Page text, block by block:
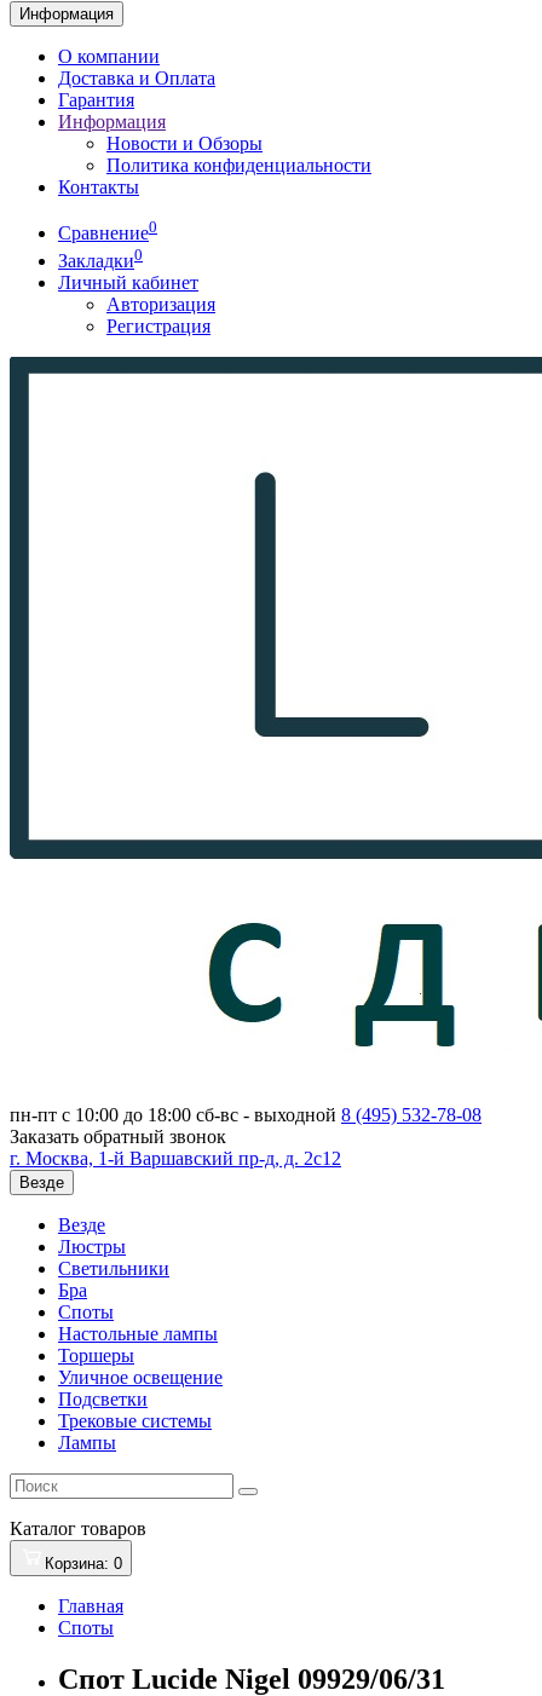
Информация
О компании
Доставка и Оплата
Гарантия
Информация
Новости и Обзоры
Политика конфиденциальности
Контакты
Сравнение0
Закладки0
Личный кабинет
Авторизация
Регистрация
пн-пт с 10:00 до 18:00 сб-вс - выходной 8 (495) 532-78-08
Заказать обратный звонок
г. Москва, 1-й Варшавский пр-д, д. 2с12
Везде
Везде
Люстры
Светильники
Бра
Споты
Настольные лампы
Торшеры
Уличное освещение
Подсветки
Трековые системы
Лампы
Каталог товаров
Корзина: 0
Главная
Споты
Спот Lucide Nigel 09929/06/31